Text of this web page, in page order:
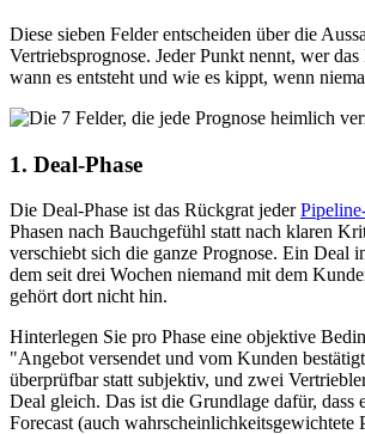
Diese sieben Felder entscheiden über die
Vertriebsprognose. Jeder Punkt nennt, wer
wann es entsteht und wie es kippt, wenn
1. Deal-Phase
Die Deal-Phase ist das Rückgrat jeder
Phasen nach Bauchgefühl statt nach klaren
verschiebt sich die ganze Prognose. Ein Deal
dem seit drei Wochen niemand mit dem
gehört dort nicht hin.
Hinterlegen Sie pro Phase eine objektive
"Angebot versendet und vom Kunden
überprüfbar statt subjektiv, und zwei
Deal gleich. Das ist die Grundlage dafür, dass
Forecast (auch wahrscheinlichkeitsgewichtete